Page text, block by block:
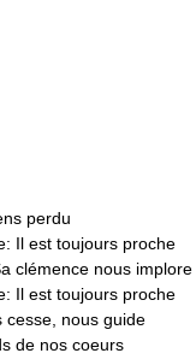
perdu
Il est toujours proche
clémence nous implore
Il est toujours proche
cesse, nous guide
de nos coeurs